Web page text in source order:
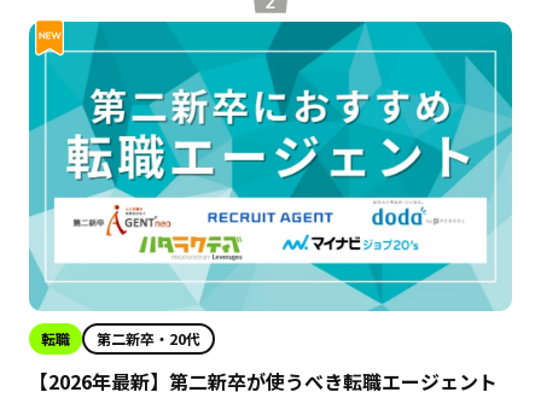
転職 第二新卒・20代
【2026年最新】第二新卒が使うべき転職エージェント